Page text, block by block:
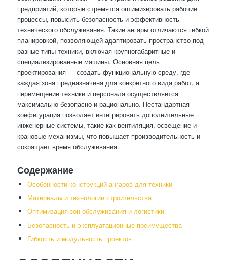
предприятий, которые стремятся оптимизировать рабочие
процессы, повысить безопасность и эффективность
технического обслуживания. Такие ангары отличаются гибкой
планировкой, позволяющей адаптировать пространство под
разные типы техники, включая крупногабаритные и
специализированные машины. Основная цель
проектирования — создать функциональную среду, где
каждая зона предназначена для конкретного вида работ, а
перемещение техники и персонала осуществляется
максимально безопасно и рационально. Нестандартная
конфигурация позволяет интегрировать дополнительные
инженерные системы, такие как вентиляция, освещение и
крановые механизмы, что повышает производительность и
сокращает время обслуживания.
Содержание
Особенности конструкций ангаров для техники
Материалы и технологии строительства
Оптимизация зон обслуживания и логистики
Безопасность и эксплуатационные преимущества
Гибкость и модульность проектов